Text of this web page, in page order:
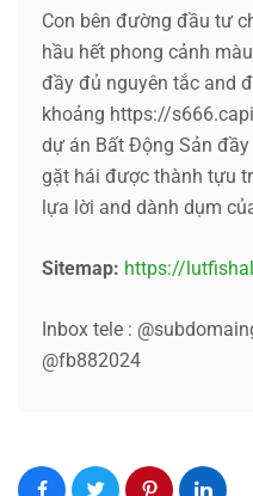
Con bên đường đầu tư
hầu hết phong cảnh
đầy đủ nguyên tắc and
khoảng https://
dự án Bất Động Sản
gặt hái được thành tựu
lựa lời and dành dụm
Sitemap: https://
Inbox tele :
@fb882024